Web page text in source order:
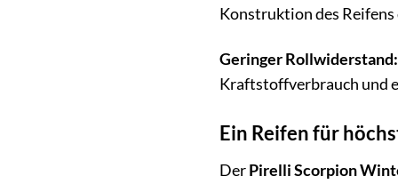
Konstruktion des
Geringer Rollwiderstand:
Kraftstoffverbrauch und
Ein Reifen für
DerPirelli Scorpion